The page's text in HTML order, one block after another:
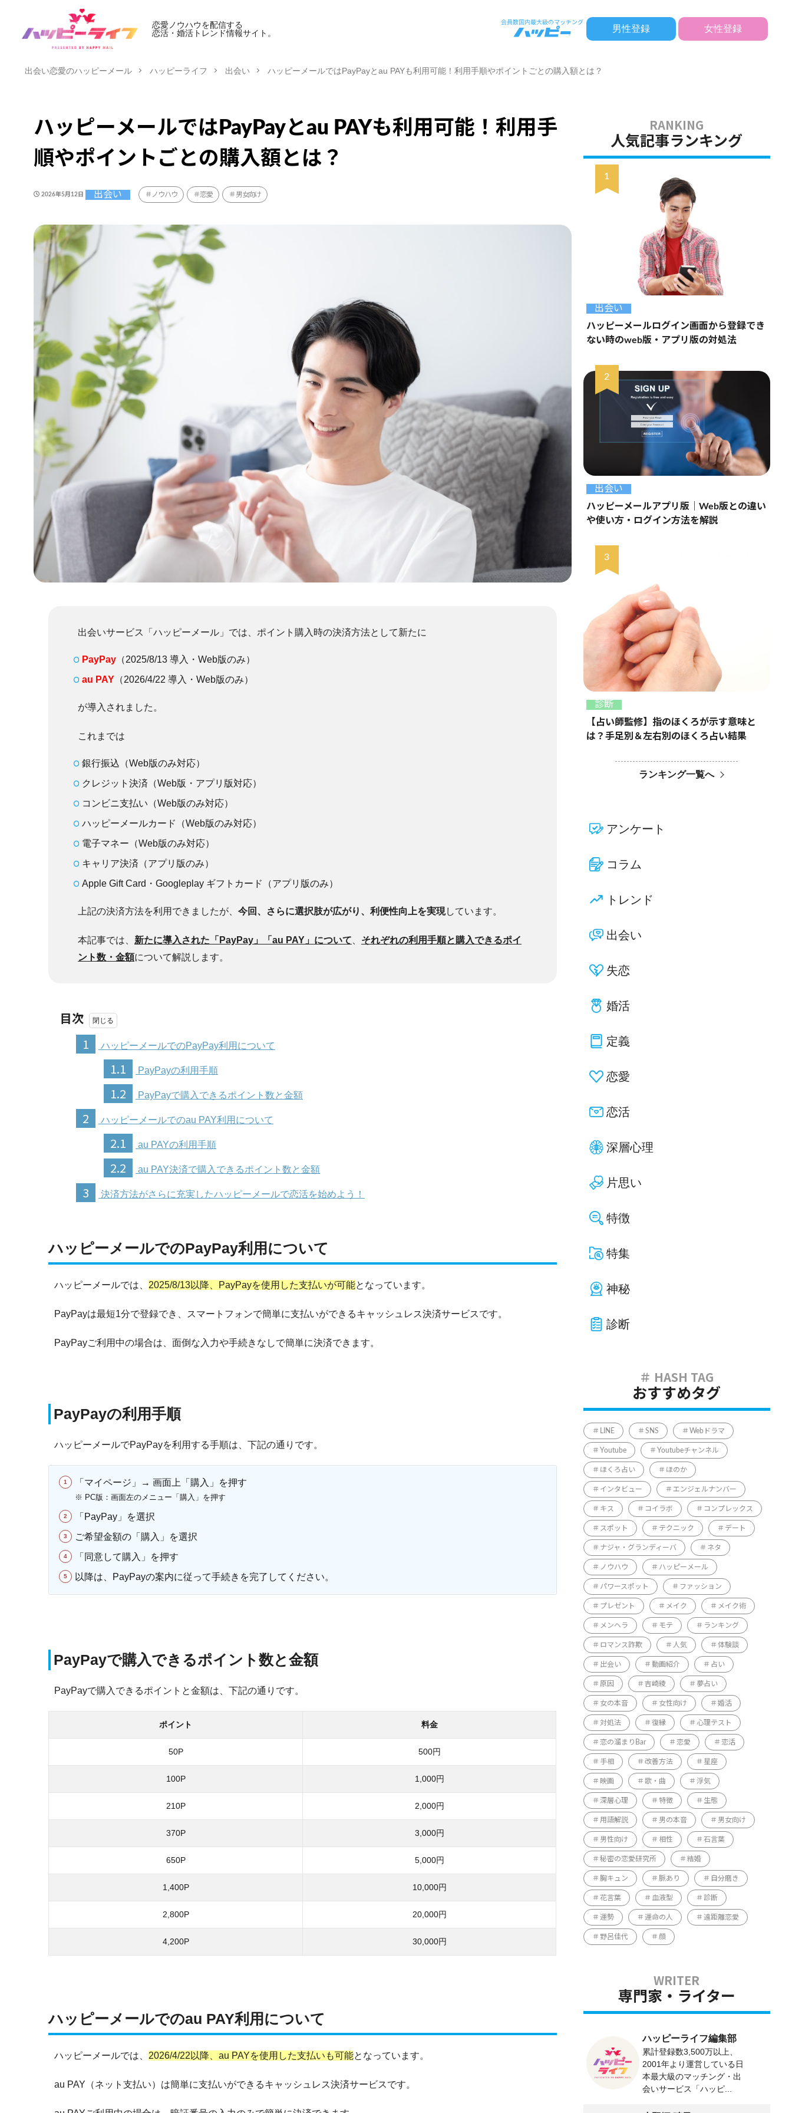
恋愛ノウハウを配信する
恋活・婚活トレンド情報サイト。
男性登録 女性登録
出会い恋愛のハッピーメール ハッピーライフ 出会い ハッピーメールではPayPayとau PAYも利用可能！利用手順やポイントごとの購入額とは？
ハッピーメールではPayPayとau PAYも利用可能！利用手
順やポイントごとの購入額とは？
2026年5月12日 出会い ノウハウ 恋愛 男女向け
出会いサービス「ハッピーメール」では、ポイント購入時の決済方法として新たに
PayPay （2025/8/13 導入・Web版のみ）
au PAY （2026/4/22 導入・Web版のみ）
が導入されました。
これまでは
銀行振込（Web版のみ対応）
クレジット決済（Web版・アプリ版対応）
コンビニ支払い（Web版のみ対応）
ハッピーメールカード（Web版のみ対応）
電子マネー（Web版のみ対応）
キャリア決済（アプリ版のみ）
Apple Gift Card・Googleplay ギフトカード（アプリ版のみ）
上記の決済方法を利用できましたが、 今回、さらに選択肢が広がり、利便性向上を実現しています。
本記事では、 新たに導入された「PayPay」「au PAY」について
それぞれの利用手順と購入できるポイ
ント数・金額について解説します。
目次
1
ハッピーメールでのPayPay利用について
1.1 PayPayの利用手順
1.2 PayPayで購入できるポイント数と金額
2 ハッピーメールでのau PAY利用について
2.1 au PAYの利用手順
2.2 au PAY決済で購入できるポイント数と金額
3 決済方法がさらに充実したハッピーメールで恋活を始めよう！
ハッピーメールでのPayPay利用について
ハッピーメールでは、 2025/8/13以降、PayPayを使用した支払いが可能となっています。
PayPayは最短1分で登録でき、スマートフォンで簡単に支払いができるキャッシュレス決済サービスです。
PayPayご利用中の場合は、面倒な入力や手続きなしで簡単に決済できます。
PayPayの利用手順
ハッピーメールでPayPayを利用する手順は、下記の通りです。
「マイページ」→ 画面上「購入」を押す
※ PC版：画面左のメニュー「購入」を押す
「PayPay」を選択
ご希望金額の「購入」を選択
「同意して購入」を押す
以降は、PayPayの案内に従って手続きを完了してください。
PayPayで購入できるポイント数と金額
PayPayで購入できるポイントと金額は、下記の通りです。
ポイント 料金
50P 500円
100P 1,000円
210P 2,000円
370P 3,000円
650P 5,000円
1,400P 10,000円
2,800P 20,000円
4,200P 30,000円
ハッピーメールでのau PAY利用について
ハッピーメールでは、 2026/4/22以降、au PAYを使用した支払いも可能となっています。
au PAY（ネット支払い）は簡単に支払いができるキャッシュレス決済サービスです。
人気記事ランキング
出会い
ハッピーメールログイン画面から登録でき
ない時のweb版・アプリ版の対処法
出会い
ハッピーメールアプリ版｜Web版との違い
や使い方・ログイン方法を解説
診断
【占い師監修】指のほくろが示す意味と
は？手足別＆左右別のほくろ占い結果
ランキング一覧へ
アンケート
コラム
トレンド
出会い
失恋
婚活
定義
恋愛
恋活
深層心理
片思い
特徴
特集
神秘
診断
おすすめタグ
LINE SNS Webドラマ
Youtube Youtubeチャンネル
ほくろ占い ほのか
インタビュー エンジェルナンバー
キス コイラボ コンプレックス
スポット テクニック デート
ナジャ・グランディーバ ネタ
ノウハウ ハッピーメール
パワースポット ファッション
プレゼント メイク メイク術
メンヘラ モテ ランキング
ロマンス詐欺 人気 体験談
出会い 動画紹介 占い
原因 吉崎綾 夢占い
女の本音 女性向け 婚活
対処法 復縁 心理テスト
恋の溜まりBar 恋愛 恋活
手相 改善方法 星座
映画 歌・曲 浮気
深層心理 特徴 生態
用語解説 男の本音 男女向け
男性向け 相性 石言葉
秘密の恋愛研究所 結婚
胸キュン 脈あり 自分磨き
花言葉 血液型 診断
運勢 運命の人 遠距離恋愛
野呂佳代 顔
専門家・ライター
ハッピーライフ編集部
累計登録数3,500万以上、
2001年より運営している日
本最大級のマッチング・出
会いサービス「ハッピ...